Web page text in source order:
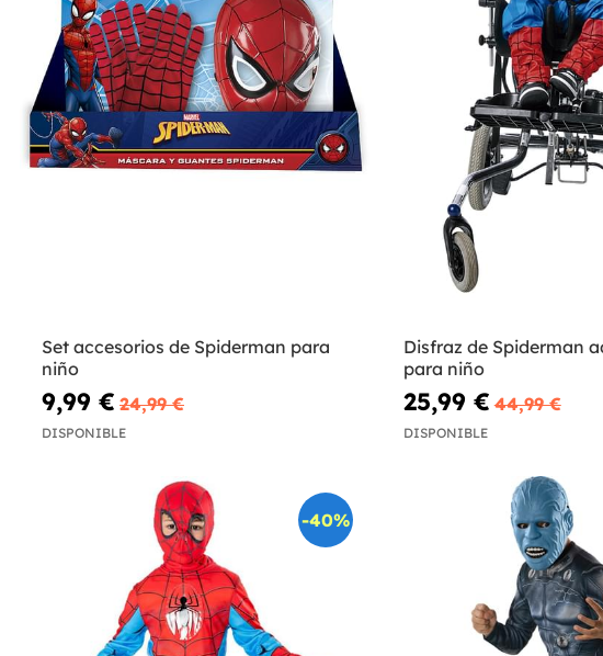
Set accesorios de Spiderman para
niño
9,99 € 24,99 €
DISPONIBLE
Disfraz de Spiderman
para niño
25,99 € 44,99 €
DISPONIBLE
-40%